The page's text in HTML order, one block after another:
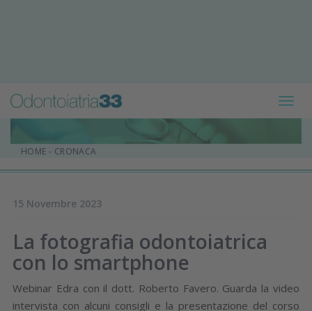
HOME - CRONACA
15 Novembre 2023
La fotografia odontoiatrica
con lo smartphone
Webinar Edra con il dott. Roberto Favero. Guarda la video
intervista con alcuni consigli e la presentazione del corso